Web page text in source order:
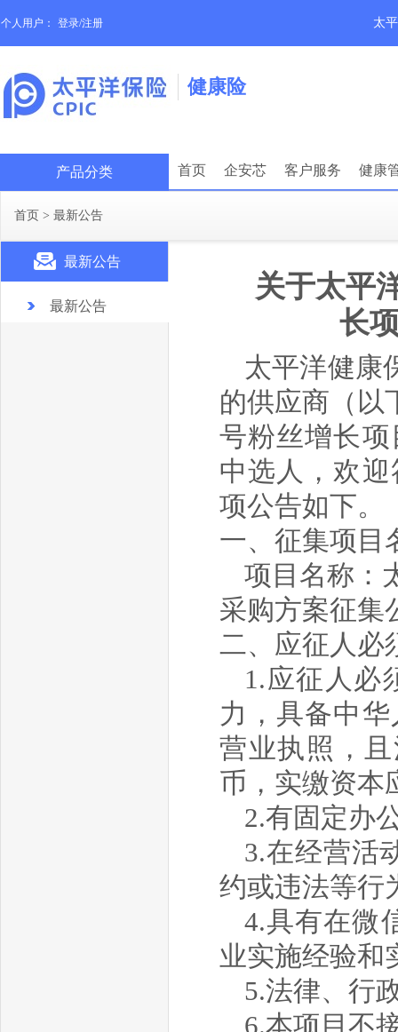
个人用户： 登录/注册 太
健康险
产品分类 首页 企安芯 客户服务 健康
首页 > 最新公告
最新公告
最新公告
关于太平
长
太平洋健康
的供应商（以
号粉丝增长
中选人，欢
项公告如下。
一、征集项目
项目名称：
采购方案征集
二、应征人必
1.应征人必
力，具备中
营业执照，
币 ， 实缴资本
2.有固定办
3.在经营活
约或违法等行
4.具有在微
业实施经验和
5.法律、行
6.本项目不